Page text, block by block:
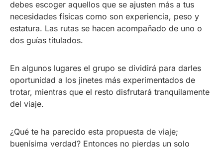
debes escoger aquellos que se ajusten más a tus
necesidades físicas como son experiencia, peso y
estatura. Las rutas se hacen acompañado de uno o
dos guías titulados.
En algunos lugares el grupo se dividirá para darles
oportunidad a los jinetes más experimentados de
trotar, mientras que el resto disfrutará tranquilamente
del viaje.
¿Qué te ha parecido esta propuesta de viaje;
buenísima verdad? Entonces no pierdas un solo